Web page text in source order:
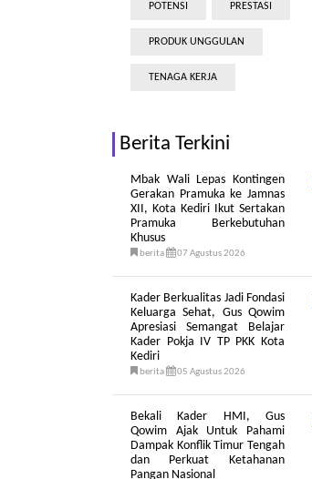
POTENSI PRESTASI
PRODUK UNGGULAN
TENAGA KERJA
Berita Terkini
Mbak Wali Lepas Kontingen
Gerakan Pramuka ke Jamnas
XII, Kota Kediri Ikut Sertakan
Pramuka Berkebutuhan
Khusus
berita 07 Agustus 2026
Kader Berkualitas Jadi Fondasi
Keluarga Sehat, Gus Qowim
Apresiasi Semangat Belajar
Kader Pokja IV TP PKK Kota
Kediri
berita 05 Agustus 2026
Bekali Kader HMI, Gus
Qowim Ajak Untuk Pahami
Dampak Konflik Timur Tengah
dan Perkuat Ketahanan
Pangan Nasional